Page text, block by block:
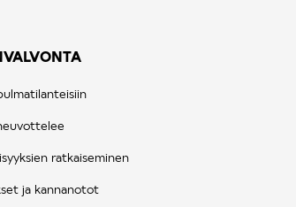
ratkaiseminen
ja kannanotot